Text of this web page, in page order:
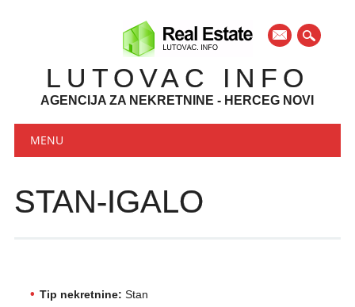
mail
LUTOVAC INFO
AGENCIJA ZA NEKRETNINE - HERCEG NOVI
Main menu
MENU
STAN-IGALO
Tip nekretnine: Stan